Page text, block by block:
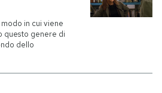
Mondiali calcio 2026
in cui viene
questo genere di
dello